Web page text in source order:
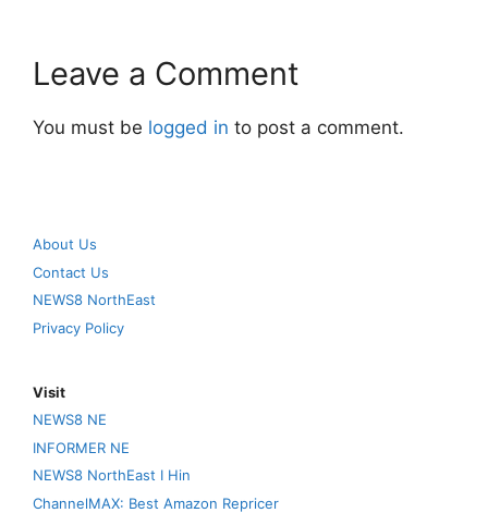
Leave a Comment
You must be logged in to post a comment.
About Us
Contact Us
NEWS8 NorthEast
Privacy Policy
Visit
NEWS8 NE
INFORMER NE
NEWS8 NorthEast I Hin
ChannelMAX: Best Amazon Repricer